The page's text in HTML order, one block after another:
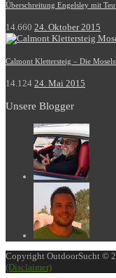
Überschreitung Engelsley mit
14.660 24. Oktober 2015
Calmont Klettersteig – Die
14.124 24. Mai 2015
Unsere Blogger
Copyright OutdoorSucht ©
(Disclaimer)